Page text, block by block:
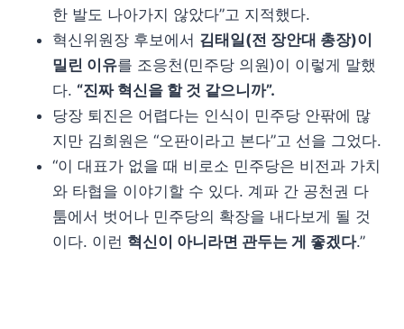
한 발도 나아가지 않았다”고 지적했다.
혁신위원장 후보에서 김태일(전 장안대 총장)이
밀린 이유를 조응천(민주당 의원)이 이렇게 말했
다. “진짜 혁신을 할 것 같으니까”.
당장 퇴진은 어렵다는 인식이 민주당 안팎에 많
지만 김희원은 “오판이라고 본다”고 선을 그었다.
“이 대표가 없을 때 비로소 민주당은 비전과 가치
와 타협을 이야기할 수 있다. 계파 간 공천권 다
툼에서 벗어나 민주당의 확장을 내다보게 될 것
이다. 이런 혁신이 아니라면 관두는 게 좋겠다.”